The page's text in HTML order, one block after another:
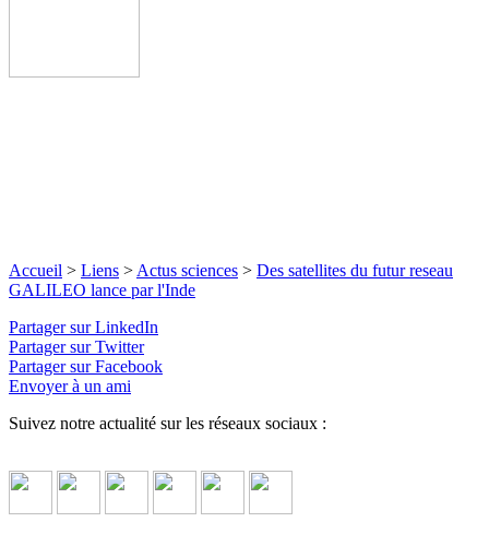
Accueil > Liens > Actus sciences > Des satellites du futur reseau
GALILEO lance par l'Inde
Partager sur LinkedIn
Partager sur Twitter
Partager sur Facebook
Envoyer à un ami
Suivez notre actualité sur les réseaux sociaux :